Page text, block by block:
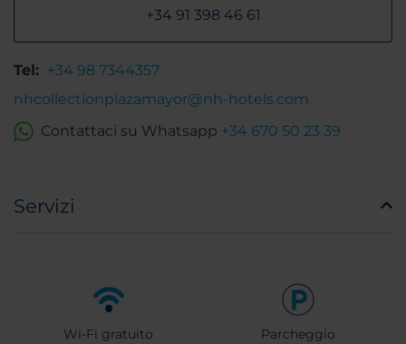
+34 91 398 46 61
Tel: +34 98 7344357
nhcollectionplazamayor@nh-hotels.com
Contattaci su Whatsapp +34 670 50 23 39
Servizi
Wi-Fi gratuito Parcheggio